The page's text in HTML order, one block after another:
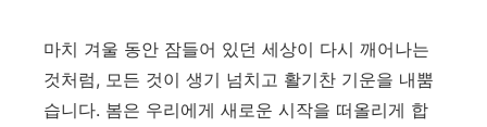
마치 겨울 동안 잠들어 있던 세상이 다시 깨어나는
것처럼, 모든 것이 생기 넘치고 활기찬 기운을 내뿜
습니다. 봄은 우리에게 새로운 시작을 떠올리게 합